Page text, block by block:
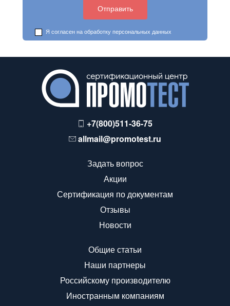
Я согласен на обработкуперсональных данных
+7(800)511-36-75
allmail@promotest.ru
Задать вопрос
Акции
Сертификация по документам
Отзывы
Новости
Общие статьи
Наши партнеры
Российскому производителю
Иностранным компаниям